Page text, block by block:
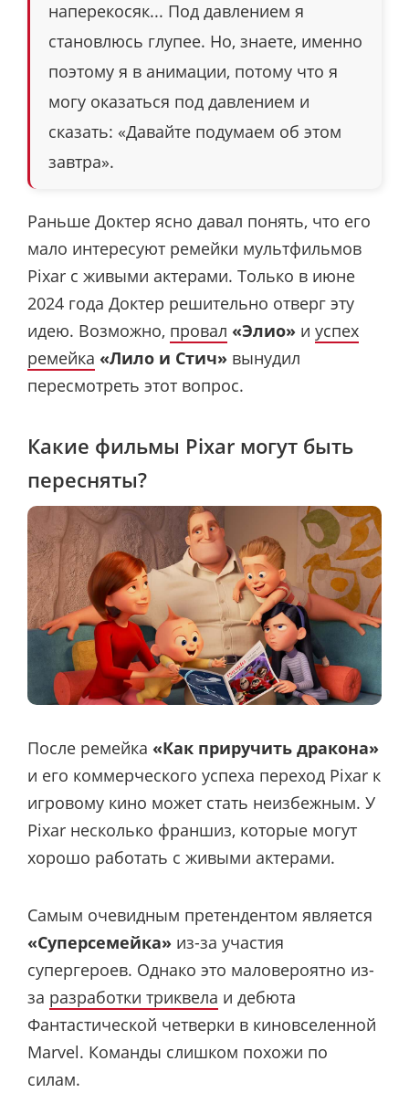
наперекосяк... Под давлением я
становлюсь глупее. Но, знаете, именно
поэтому я в анимации, потому что я
могу оказаться под давлением и
сказать: «Давайте подумаем об этом
завтра».
Раньше Доктер ясно давал понять, что его
мало интересуют ремейки мультфильмов
Pixar с живыми актерами. Только в июне
2024 года Доктер решительно отверг эту
идею. Возможно, провал «Элио» и успех
ремейка «Лило и Стич» вынудил
пересмотреть этот вопрос.
Какие фильмы Pixar могут быть
пересняты?
После ремейка «Как приручить дракона»
и его коммерческого успеха переход Pixar к
игровому кино может стать неизбежным. У
Pixar несколько франшиз, которые могут
хорошо работать с живыми актерами.
Самым очевидным претендентом является
«Суперсемейка» из-за участия
супергероев. Однако это маловероятно из-
за разработки триквела и дебюта
Фантастической четверки в киновселенной
Marvel. Команды слишком похожи по
силам.